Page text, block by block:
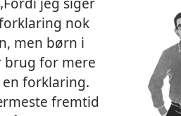
nok
men børn i
brug for mere
forklaring.
fremtid